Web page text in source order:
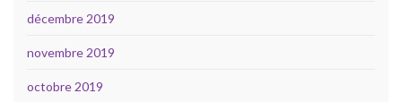
décembre 2019
novembre 2019
octobre 2019